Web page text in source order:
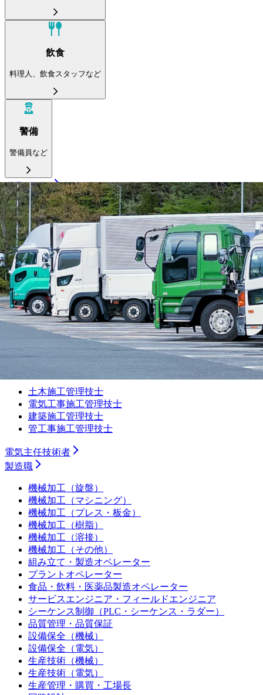
飲食
料理人、飲食スタッフなど
警備
警備員など
ドライバー
大型トラック
中型トラック
準中型トラック
小型トラック
ダンプ
トレーラー
タクシー
バス
ルート配送
長距離
フォークリフト・倉庫
運行管理者
施工管理技士
土木施工管理技士
電気工事施工管理技士
建築施工管理技士
管工事施工管理技士
電気主任技術者
製造職
機械加工（旋盤）
機械加工（マシニング）
機械加工（プレス・板金）
機械加工（樹脂）
機械加工（溶接）
機械加工（その他）
組み立て・製造オペレーター
プラントオペレーター
食品・飲料・医薬品製造オペレーター
サービスエンジニア・フィールドエンジニア
シーケンス制御（PLC・シーケンス・ラダー）
品質管理・品質保証
設備保全（機械）
設備保全（電気）
生産技術（機械）
生産技術（電気）
生産管理・購買・工場長